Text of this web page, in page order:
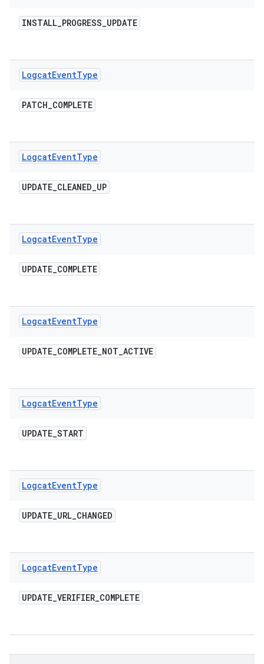
INSTALL_PROGRESS_UPDATE
LogcatEventType
PATCH_COMPLETE
LogcatEventType
UPDATE_CLEANED_UP
LogcatEventType
UPDATE_COMPLETE
LogcatEventType
UPDATE_COMPLETE_NOT_ACTIVE
LogcatEventType
UPDATE_START
LogcatEventType
UPDATE_URL_CHANGED
LogcatEventType
UPDATE_VERIFIER_COMPLETE